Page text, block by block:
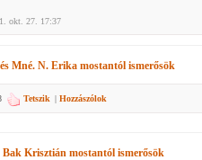
okt. 27. 17:37
és Mné. N. Erika mostantól ismerősök
Tetszik | Hozzászólok
Bak Krisztián mostantól ismerősök